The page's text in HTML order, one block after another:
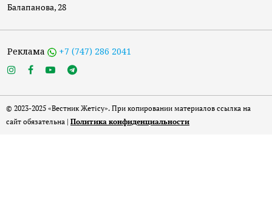
Балапанова, 28
Реклама +7 (747) 286 2041
© 2023-2025 «Вестник Жетісу». При копировании материалов ссылка на
сайт обязательна | Политика конфиденциальности